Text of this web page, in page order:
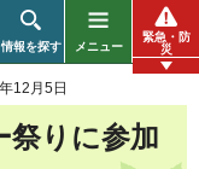
情報を探す メニュー
緊急・防
災
12月5日
祭りに参加